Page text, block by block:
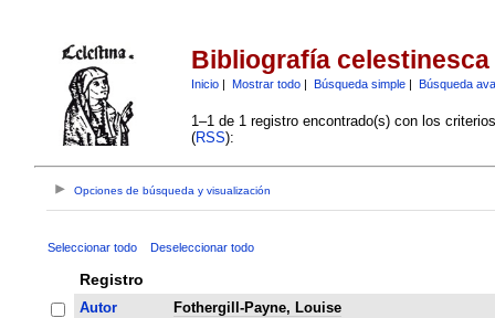
Bibliografía celestinesca
Inicio| Mostrar todo| Búsqueda simple| Búsqueda
1–1 de 1 registro encontrado(s) con los
(RSS):
Opciones de búsqueda y visualización
Seleccionar todo Deseleccionar todo
Registro
Autor
Fothergill-Payne, Louise